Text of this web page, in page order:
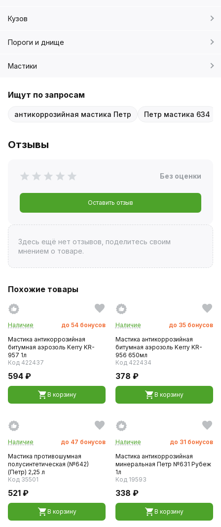
Кузов
Пороги и днище
Мастики
Ищут по запросам
антикоррозийная мастика Петр Петр мастика 634
Отзывы
Без оценки
Оставить отзыв
Здесь ещё нет отзывов, поделитесь своим
мнением о товаре.
Похожие товары
Наличие до 54 бонусов
Мастика антикоррозийная
битумная аэрозоль Kerry KR-
957 1л
Код 422437
594 ₽
В корзину
Наличие до 35 бонусов
Мастика антикоррозийная
битумная аэрозоль Kerry KR-
956 650мл
Код 422434
378 ₽
В корзину
Наличие до 47 бонусов
Мастика противошумная
полусинтетическая (№642)
(Петр) 2,25 л
Код 35501
521 ₽
В корзину
Наличие до 31 бонусов
Мастика антикоррозийная
минеральная Петр №631 Рубеж
1л
Код 19593
338 ₽
В корзину